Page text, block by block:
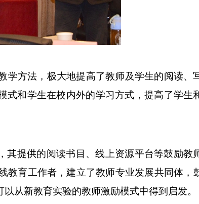
学方法，极大地提高了教师及学生的阅读、
式和学生在校内外的学习方式，提高了学生
其提供的阅读书目、线上资源平台等鼓励教
教育工作者，建立了教师专业发展共同体，
从新教育实验的教师激励模式中得到启发。